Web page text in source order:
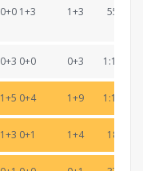
0+0 1+3 1+3 55:33.4
0+3 0+0 0+3 1:14:33.0
1+5 0+4 1+9 1:14:33.2
1+3 0+1 1+4 18:43.1